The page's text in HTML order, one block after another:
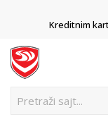
Kreditnim
Pretraži sajt...